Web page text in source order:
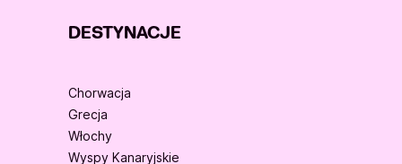
DESTYNACJE
Chorwacja
Grecja
Włochy
Wyspy Kanaryjskie